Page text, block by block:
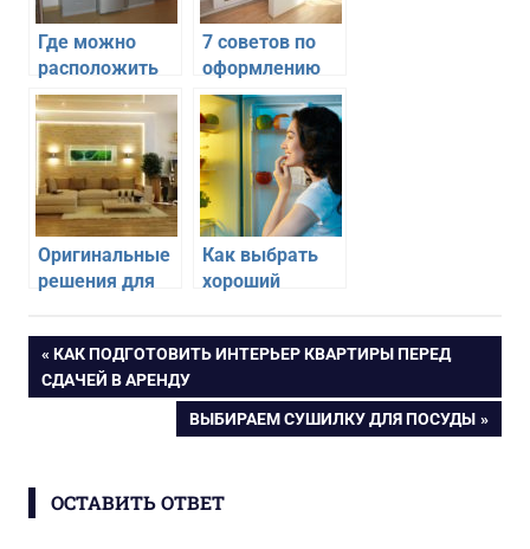
Где можно
расположить
холодильник,
если на кухне
для него нет
места
7 советов по
оформлению
кухни с нишей
в стене
Оригинальные
решения для
нишей в
интерьере
Как выбрать
хороший
Навигация
ПРЕДЫДУЩАЯ
ЗАПИСЬ:
КАК ПОДГОТОВИТЬ ИНТЕРЬЕР КВАРТИРЫ ПЕРЕД
СДАЧЕЙ В АРЕНДУ
СЛЕДУЮЩАЯ
ВЫБИРАЕМ СУШИЛКУ ДЛЯ ПОСУДЫ
ОСТАВИТЬ ОТВЕТ